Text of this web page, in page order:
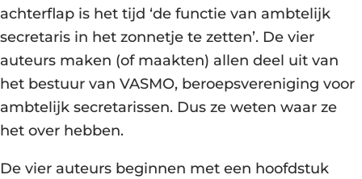
achterflap is het tijd ‘de functie van ambtelijk
secretaris in het zonnetje te zetten’. De vier
auteurs maken (of maakten) allen deel uit van
het bestuur van VASMO, beroepsvereniging voor
ambtelijk secretarissen. Dus ze weten waar ze
het over hebben.
De vier auteurs beginnen met een hoofdstuk